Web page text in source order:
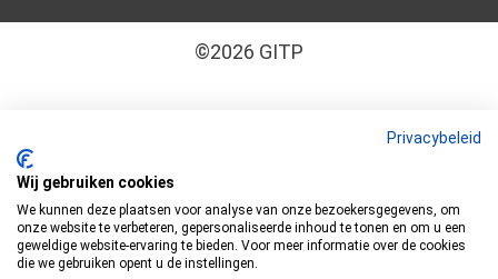
©2026 GITP
GITP is ISO 9001:2015 en ISO 27001:2022
gecertificeerd
Privacybeleid
Wij gebruiken cookies
We kunnen deze plaatsen voor analyse van onze bezoekersgegevens, om
onze website te verbeteren, gepersonaliseerde inhoud te tonen en om u een
geweldige website-ervaring te bieden. Voor meer informatie over de cookies
die we gebruiken opent u de instellingen.